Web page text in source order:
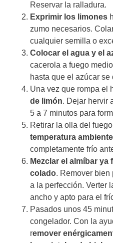
Reservar la ralladura.
Exprimir los limones
zumo necesarios.
cualquier semilla o
Colocar el agua y el
cacerola a fuego
hasta que el azúcar
Una vez que rompa el
de limón. Dejar hervir
5 a 7 minutos para
Retirar la olla del
temperatura ambiente
completamente frío
Mezclar el almíbar
colado. Remover bien
a la perfección. Verter
ancho y apto para el
Pasados unos 45
congelador. Con la
remover